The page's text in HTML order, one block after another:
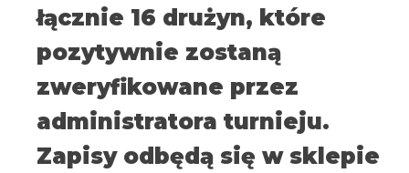
łącznie 16 drużyn, które
pozytywnie zostaną
zweryfikowane przez
administratora turnieju.
Zapisy odbędą się w sklepie